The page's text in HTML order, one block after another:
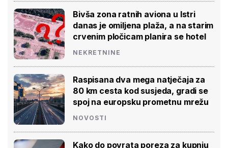
Bivša zona ratnih aviona u Istri
danas je omiljena plaža, a na starim
crvenim pločicam planira se hotel
NEKRETNINE
Raspisana dva mega natječaja za
80 km cesta kod susjeda, gradi se
spoj na europsku prometnu mrežu
NOVOSTI
Kako do povrata poreza za kupnju